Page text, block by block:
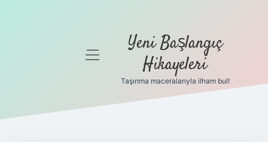
Gizlilik
menüyü
Yeni Başlangıç
Hikayeleri
Taşınma maceralarıyla ilham bul!